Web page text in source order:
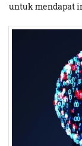
untuk mendapat